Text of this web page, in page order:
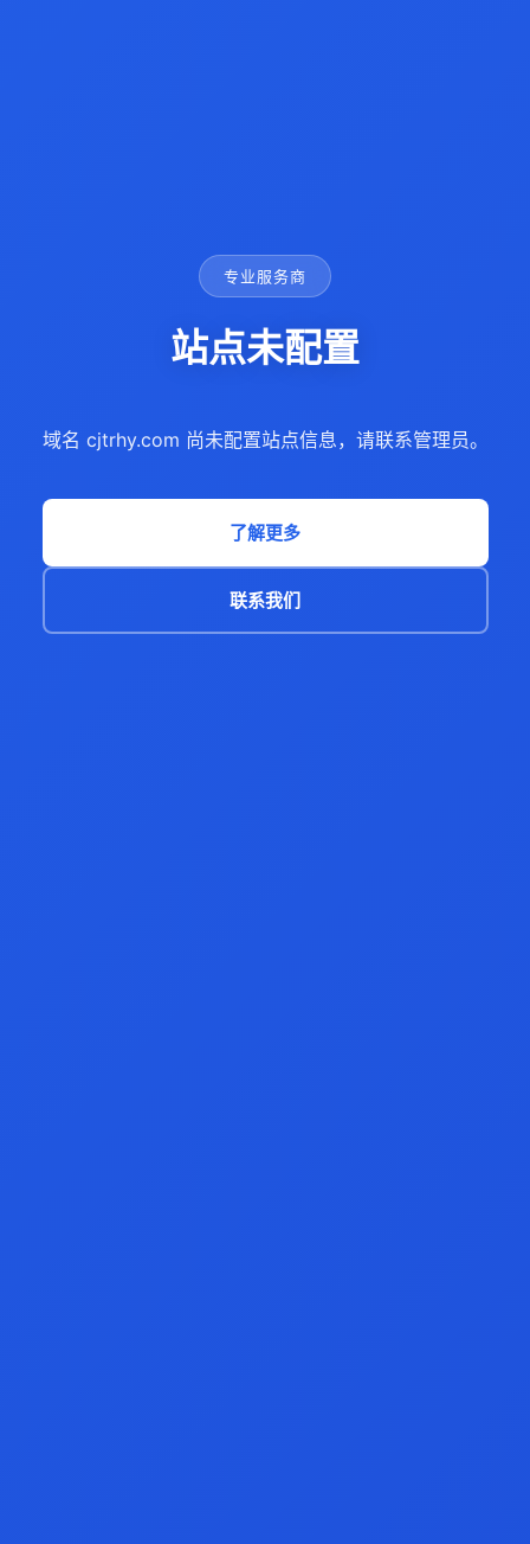
专业服务商
站点未配置
域名 cjtrhy.com 尚未配置站点信息，请联系管理员。
了解更多
联系我们